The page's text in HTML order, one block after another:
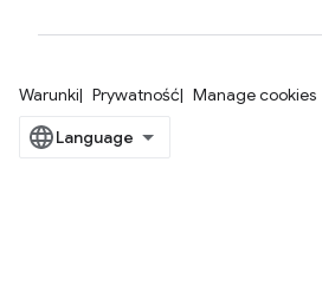
Warunki Prywatność Manage cookies